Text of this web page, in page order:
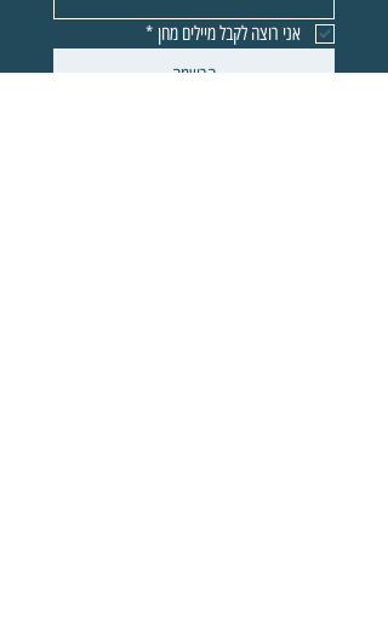
אני רוצה לקבל מיילים מחן *
הרשמה